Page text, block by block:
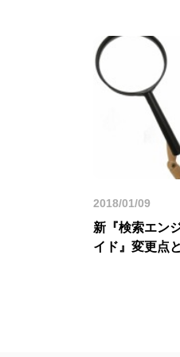
2018/01/09
新『検索エン
イド』変更点